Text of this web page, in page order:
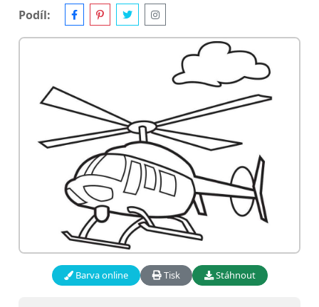
Podíl:
Barva online Tisk Stáhnout